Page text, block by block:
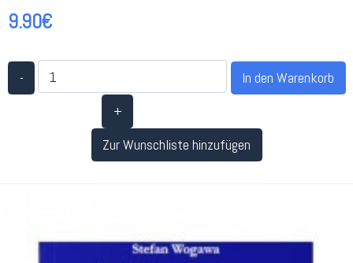
9.90€
-
+
Zur Wunschliste hinzufügen